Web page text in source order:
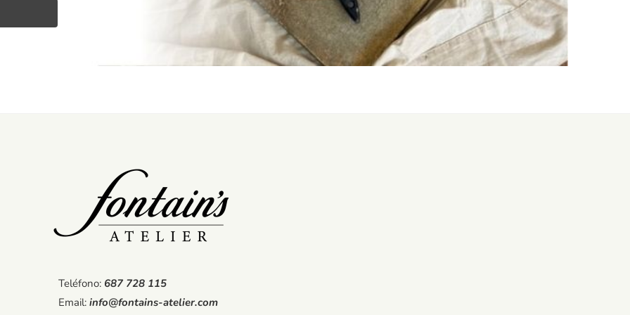
Teléfono: 687 728 115
Email: info@fontains-atelier.com